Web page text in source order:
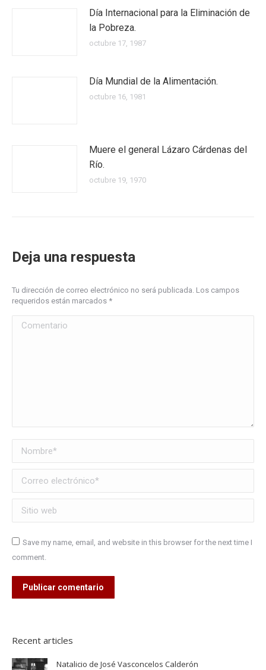
Día Internacional para la Eliminación de
la Pobreza.
octubre 17, 1987
Día Mundial de la Alimentación.
octubre 16, 1981
Muere el general Lázaro Cárdenas del
Río.
octubre 19, 1970
Deja una respuesta
Tu dirección de correo electrónico no será publicada. Los campos
requeridos están marcados *
Comentario
Nombre *
Correo electrónico *
Sitio web
Save my name, email, and website in this browser for the next time I
comment.
Publicar comentario
Recent articles
Natalicio de José Vasconcelos Calderón